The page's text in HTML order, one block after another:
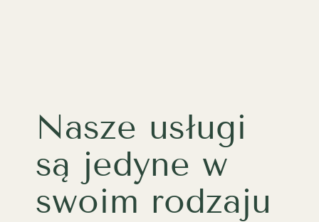
Nasze usługi
są jedyne w
swoim rodzaju